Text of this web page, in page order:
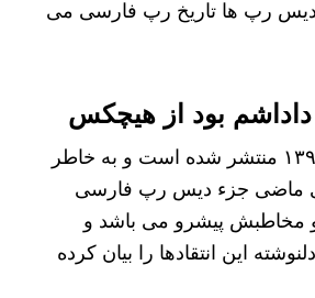
دیس رپ ها تاریخ رپ فارسی می
داداشم بود از هیچکس
این آهنگ در سال ۱۳۹۰ منتشر شده است و به خاطر
ماضی جزء دیس رپ فارسی
پیشرو می باشد و
این انتقادها را بیان کرده